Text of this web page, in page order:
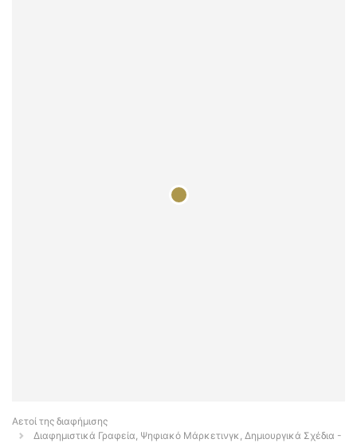
Αετοί της διαφήμισης
Διαφημιστικά Γραφεία, Ψηφιακό Μάρκετινγκ, Δημιουργικά Σχέδια -